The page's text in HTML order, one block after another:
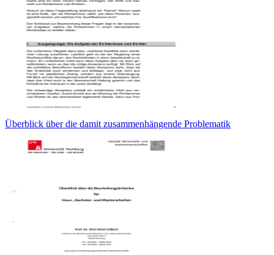
Überblick über die damit zusammenhängende Problematik